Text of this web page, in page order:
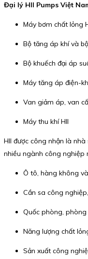
Đại lý HII Pumps Việt
Máy bơm chất lỏng
Bộ tăng áp khí và
Bộ khuếch đại áp
Máy tăng áp điện-
Van giảm áp, van
Máy thu khí HII
HII được công nhận là
nhiều ngành công nghiệp
Ô tô, hàng không
Cần sa công
Quốc phòng,
Năng lượng chất
Sản xuất công